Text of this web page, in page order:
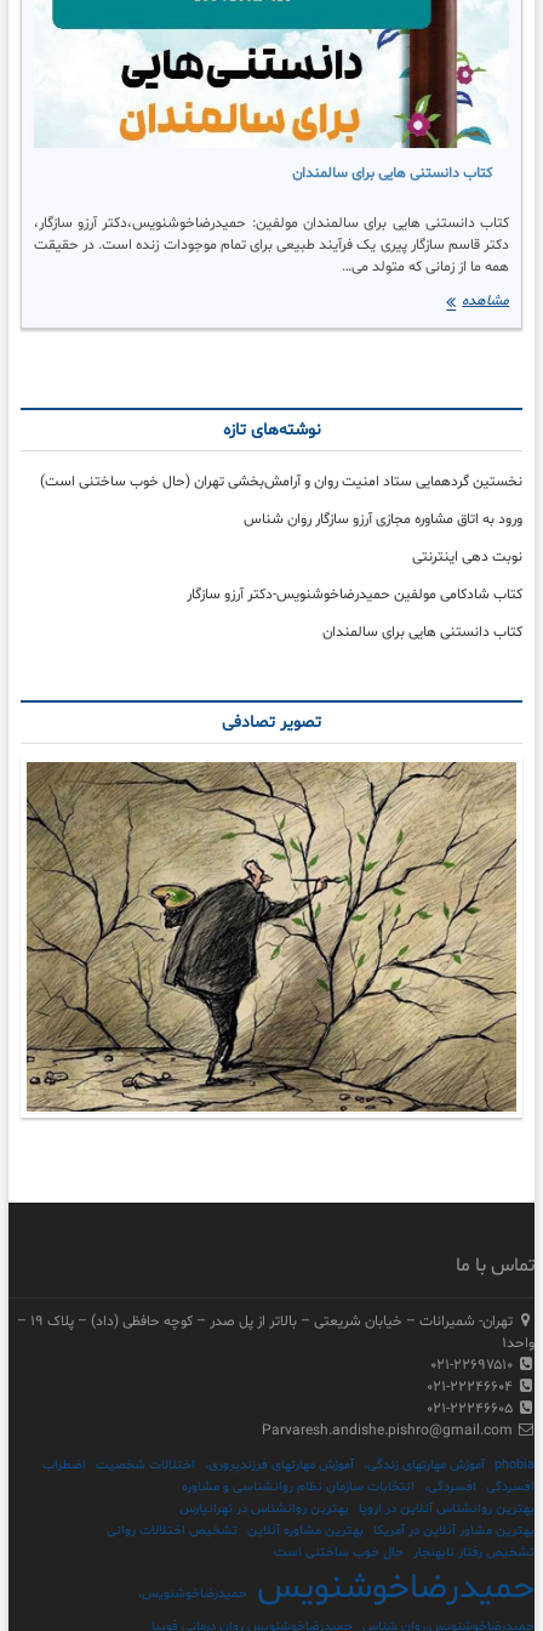
کتاب دانستنی هایی برای سالمندان
دانستنی هایی برای
سالمندان
کتاب دکتر آرزو
سازگار
کتاب دانستنی هایی برای سالمندان مولفین: حمیدرضاخوشنویس،دکتر آرزو سازگار،
دکتر قاسم سازگار پیری یک فرآیند طبیعی برای تمام موجودات زنده است. در حقیقت
همه ما از زمانی که متولد می…
مشاهدهکتاب
نوشته‌های تازه
نخستین گردهمایی ستاد امنیت روان و آرامش‌بخشی تهران (حال خوب ساختنی است)
ورود به اتاق مشاوره مجازی آرزو سازگار روان شناس
نوبت دهی اینترنتی
کتاب شادکامی مولفین حمیدرضاخوشنویس-دکتر آرزو سازگار
کتاب دانستنی هایی برای سالمندان
تصویر تصادفی
تماس با ما
تهران- شمیرانات – خیابان شریعتی – بالاتر از پل صدر – کوچه حافظی (داد) – پلاک ۱۹ –
واحد۱
phobia آموزش مهارتهای زندگی، آموزش مهارتهای فرزندپروری، اختلالات شخصیت
اضطراب
افسردگی
افسردگی،
انتخابات سازمان نظام روانشناسی و مشاوره
بهترین روانشناس آنلاین در اروپا
بهترین روانشناس در تهرانپارس
بهترین مشاور آنلاین در آمریکا
بهترین مشاوره آنلاین تشخیص اختلالات روانی
تشخیص رفتار نابهنجار حال خوب ساختنی است
حمیدرضاخوشنویس حمیدرضاخوشنویس،
حمیدرضاخوشنویس،روان شناس حمیدرضاخوشنویس روان درمانی فوبیا